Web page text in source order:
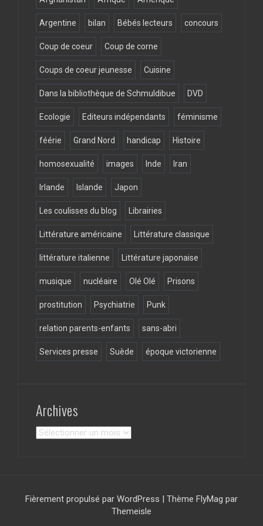
Argentine bilan Bébés lecteurs concours
Coup de coeur Coup de corne
Coups de coeur jeunesse Cuisine
Dans la bibliothèque de Schmuldibue DVD
Ecologie Editeurs indépendants féminisme
féérie Grand Nord handicap Histoire
homosexualité images Inde Iran
Irlande Islande Japon
Les coulisses du blog Librairies
Littérature américaine Littérature classique
littérature italienne Littérature japonaise
musique nucléaire Olé Olé Prisons
prostitution Psychiatrie Punk
relation parents-enfants sans-abri
Services presse Suède époque victorienne
Archives
Archives
Fièrement propulsé par WordPress Thème FlyMag par
Themeisle